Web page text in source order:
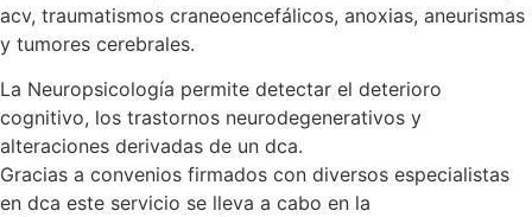
acv, traumatismos craneoencefálicos, anoxias, aneurismas
y tumores cerebrales.
La Neuropsicología permite detectar el deterioro
cognitivo, los trastornos neurodegenerativos y
alteraciones derivadas de un dca.
Gracias a convenios firmados con diversos especialistas
en dca este servicio se lleva a cabo en la